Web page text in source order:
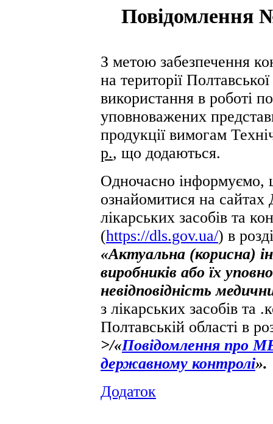
Повідомлення
З метою забезпечення
на території
використання в роботі
уповноважених
продукції вимогам
р., що додаються.
Одночасно
ознайомитися на
лікарських засобів та
(https://dls.gov.ua/) в
«Актуальна (корисна)
виробників або їх
невідповідність
з лікарських засобів та
Полтавській області в
>/«Повідомлення про
державному контролі».
Додаток